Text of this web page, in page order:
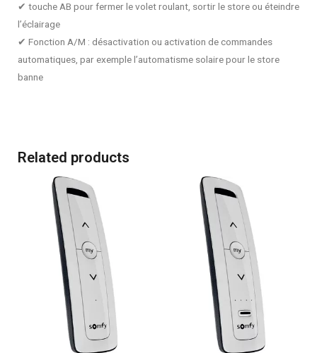
✔ touche AB pour fermer le volet roulant, sortir le store ou éteindre
l’éclairage
✔ Fonction A/M : désactivation ou activation de commandes
automatiques, par exemple l’automatisme solaire pour le store
banne
Related products